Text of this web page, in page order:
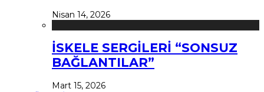
Nisan 14, 2026
İSKELE SERGİLERİ “SONSUZ
BAĞLANTILAR”
Mart 15, 2026